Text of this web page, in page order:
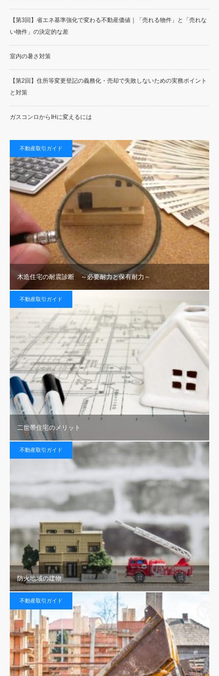
【第3回】省エネ基準強化で変わる不動産価値｜「売れる物件」と「売れな
い物件」の決定的な差
室内の暑さ対策
【第2回】住所等変更登記の義務化・売却で失敗しないための実務ポイント
と対策
ガスコンロからIHに変えるには
不動産取引ガイド
木造住宅の耐震診断 ～必要耐力と保有耐力～
不動産取引ガイド
二世帯住宅のメリット
不動産取引ガイド
防火地域の建物
不動産取引ガイド